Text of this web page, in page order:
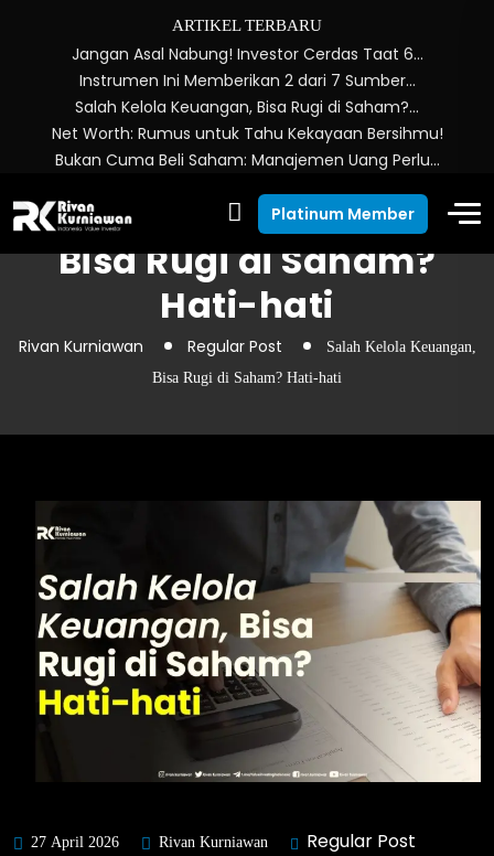
ARTIKEL TERBARU
Jangan Asal Nabung! Investor Cerdas Taat 6…
Instrumen Ini Memberikan 2 dari 7 Sumber…
Salah Kelola Keuangan, Bisa Rugi di Saham?…
Net Worth: Rumus untuk Tahu Kekayaan Bersihmu!
Bukan Cuma Beli Saham: Manajemen Uang Perlu…
Platinum Member
Salah Kelola Keuangan,
Bisa Rugi di Saham?
Hati-hati
Rivan Kurniawan Regular Post
Salah Kelola Keuangan,
Bisa Rugi di Saham? Hati-hati
27 April 2026 Rivan Kurniawan Regular Post